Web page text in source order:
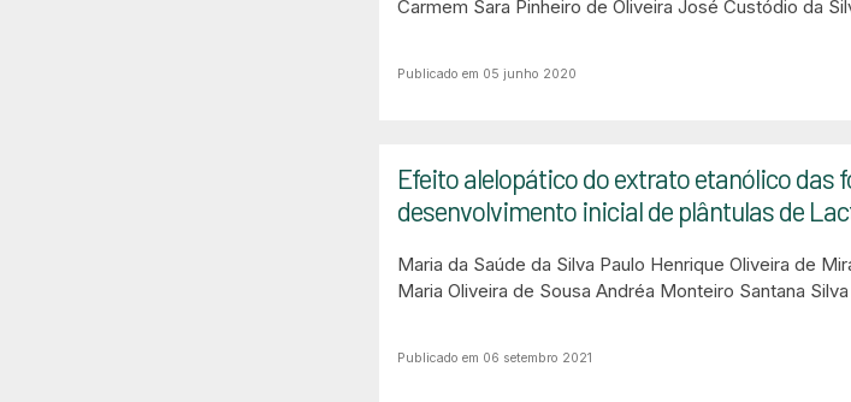
Carmem Sara Pinheiro de Oliveira José Custódio da
Publicado em 05 junho 2020
Efeito alelopático do extrato etanólico
desenvolvimento inicial de plântulas de
Maria da Saúde da Silva Paulo Henrique Oliveira de
Maria Oliveira de Sousa Andréa Monteiro Santana
Publicado em 06 setembro 2021